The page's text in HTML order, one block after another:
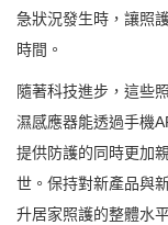
急狀況發生時，讓照
時間。
隨著科技進步，這些
濕感應器能透過手機
提供防護的同時更加
世。保持對新產品與
升居家照護的整體水